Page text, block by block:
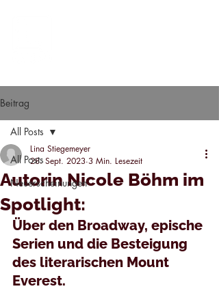
Beitrag
All Posts
Neuerscheinungen
All Posts
Autorin Nicole Böhm im
Spotlight:
Lina Stiegemeyer
28. Sept. 2023 3 Min. Lesezeit
Über den Broadway, epische
Serien und die Besteigung
des literarischen Mount
Everest.